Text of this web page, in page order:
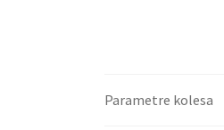
Parametre kolesa